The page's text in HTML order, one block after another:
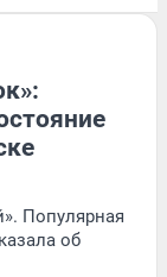
Популярная
об